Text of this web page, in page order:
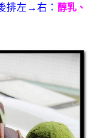
左→右： 醇乳、